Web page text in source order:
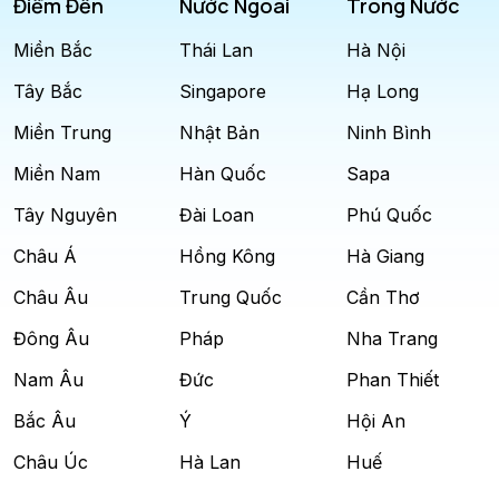
Điểm Đến
Miền Bắc
Tây Bắc
Miền Trung
Miền Nam
Tây Nguyên
Châu Á
Châu Âu
Đông Âu
Nam Âu
Bắc Âu
Châu Úc
Nước Ngoài
Thái Lan
Singapore
Nhật Bản
Hàn Quốc
Đài Loan
Hồng Kông
Trung Quốc
Pháp
Đức
Ý
Hà Lan
Trong Nước
Hà Nội
Hạ Long
Ninh Bình
Sapa
Phú Quốc
Hà Giang
Cần Thơ
Nha Trang
Phan Thiết
Hội An
Huế